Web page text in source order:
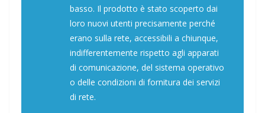
basso. Il prodotto è stato scoperto dai
loro nuovi utenti precisamente perché
erano sulla rete, accessibili a chiunque,
indifferentemente rispetto agli apparati
di comunicazione, del sistema operativo
o delle condizioni di fornitura dei servizi
di rete.